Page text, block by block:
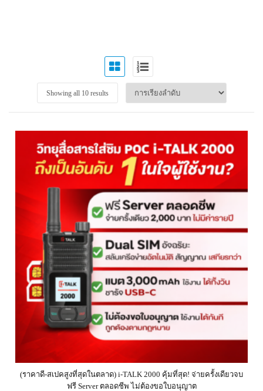
Showing all 10 results
(ราคาดี-สเปคสูงที่สุดในตลาด) i-TALK 2000 คุ้มที่สุด! จ่ายครั้งเดียวจบ
ฟรี Server ตลอดชีพ ไม่ต้องขอใบอนุญาต